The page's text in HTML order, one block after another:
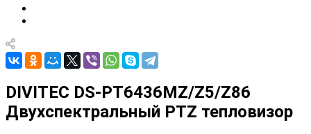
DIVITEC DS-PT6436MZ/Z5/Z86
Двухспектральный PTZ тепловизор